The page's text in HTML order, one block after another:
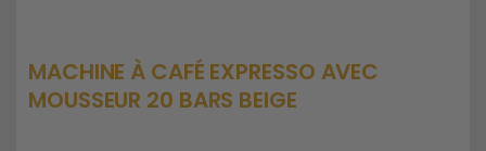
expresso
avec
expresso
avec
MACHINE À CAFÉ EXPRESSO AVEC
MOUSSEUR 20 BARS BEIGE